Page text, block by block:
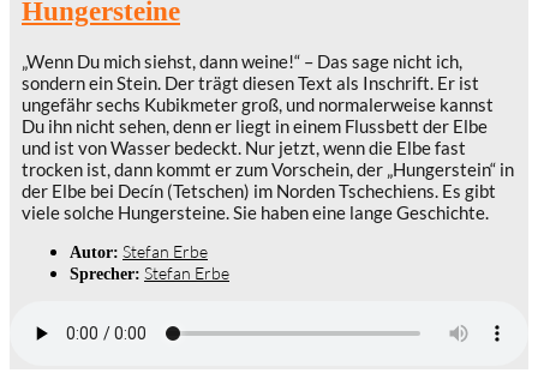
Hungersteine
„Wenn Du mich siehst, dann weine!“ – Das sage nicht ich,
sondern ein Stein. Der trägt diesen Text als Inschrift. Er ist
ungefähr sechs Kubikmeter groß, und normalerweise kannst
Du ihn nicht sehen, denn er liegt in einem Flussbett der Elbe
und ist von Wasser bedeckt. Nur jetzt, wenn die Elbe fast
trocken ist, dann kommt er zum Vorschein, der „Hungerstein“ in
der Elbe bei Decín (Tetschen) im Norden Tschechiens. Es gibt
viele solche Hungersteine. Sie haben eine lange Geschichte.
Autor: Stefan Erbe
Sprecher: Stefan Erbe